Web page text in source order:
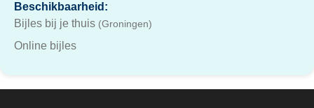
Beschikbaarheid:
Bijles bij je thuis (Groningen)
Online bijles